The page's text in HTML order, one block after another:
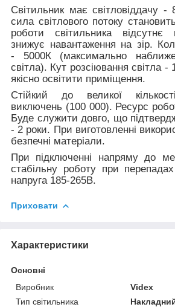
Світильник має світловіддачу -
сила світлового потоку
роботи світильника відсутнє
знижує навантаження на зір.
- 5000К (максимально
світла). Кут розсіювання світла -
якісно освітити приміщення.
Стійкий до великої
виключень (100 000). Ресурс
Буде служити довго, що
- 2 роки. При виготовленні
безпечні матеріали.
При підключенні напряму до
стабільну роботу при
напруга 185-265В.
Приховати
Характеристики
Основні
Виробник
Videx
Тип світильника